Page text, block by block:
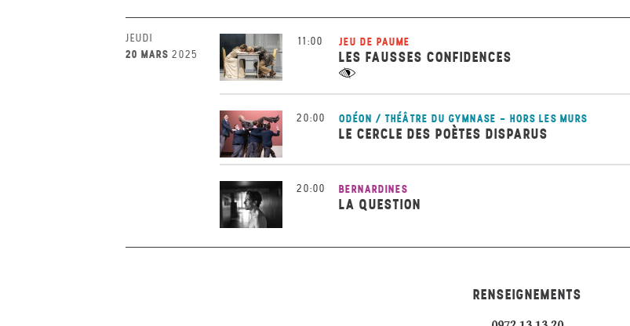
JEUDI
20 MARS 2025
11:00 JEU DE PAUME
LES FAUSSES CONFIDENCES
20:00 ODÉON / THÉÂTRE DU GYMNASE - HORS LES MURS
LE CERCLE DES POÈTES DISPARUS
20:00 BERNARDINES
LA QUESTION
RENSEIGNEMENTS